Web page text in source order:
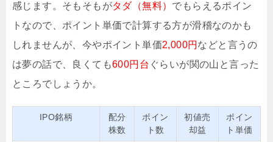
感じます。そもそもがタダ（無料） でもらえるポイン
トなので、ポイント単価で計算する方が滑稽なのかも
しれませんが、今やポイント単価2,000円 などと言うの
は夢の話で、良くても600円台 ぐらいが関の山と言った
ところでしょうか。
IPO銘柄
配分
株数
ポイン
ト数
初値売
却益
ポイン
ト単価